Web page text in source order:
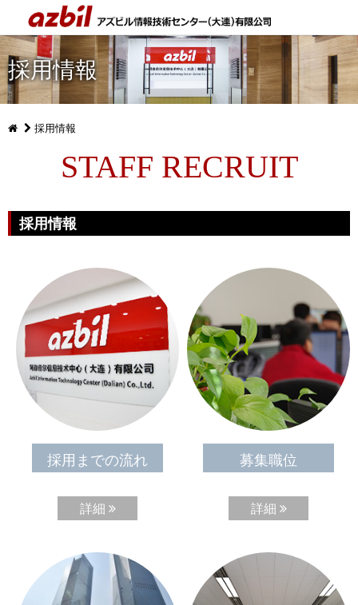
採用情報
採用情報
STAFF RECRUIT
採用情報
採用までの流れ
詳細
募集職位
詳細